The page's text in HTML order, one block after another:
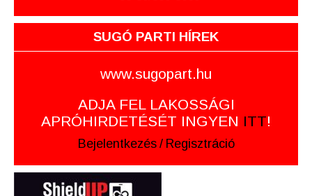
SUGÓ PARTI HÍREK
www.sugopart.hu
ADJA FEL LAKOSSÁGI
APRÓHIRDETÉSÉT INGYEN ITT!
Bejelentkezés / Regisztráció